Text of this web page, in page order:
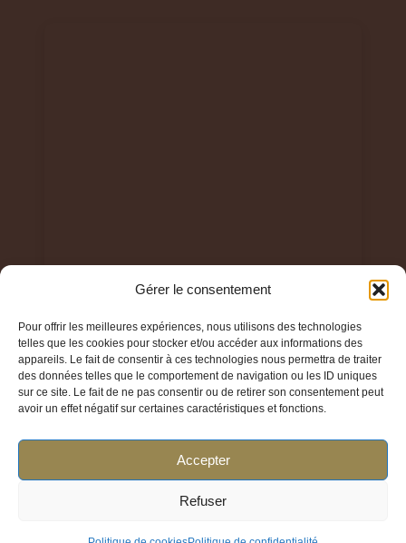
Gérer le consentement
Pour offrir les meilleures expériences, nous utilisons des technologies
telles que les cookies pour stocker et/ou accéder aux informations des
appareils. Le fait de consentir à ces technologies nous permettra de traiter
des données telles que le comportement de navigation ou les ID uniques
sur ce site. Le fait de ne pas consentir ou de retirer son consentement peut
avoir un effet négatif sur certaines caractéristiques et fonctions.
Accepter
Refuser
© 2024 Parfum Élégant TOUS DROITS RESERVES